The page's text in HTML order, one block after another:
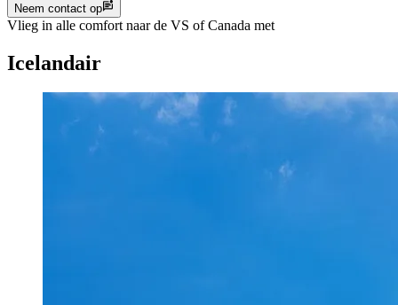
Neem contact op
Vlieg in alle comfort naar de VS of Canada met
Icelandair